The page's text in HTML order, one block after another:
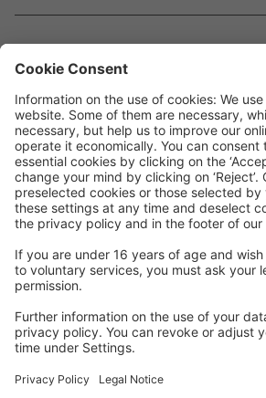
Waskönig+Walter
Kabel-Werk GmbH u. Co. KG
Ostermoorstraße 77
26683 Saterland
Téléphone +49 4498 88-0
Fax +49 4498 88-900
info[att]waskoenig.de